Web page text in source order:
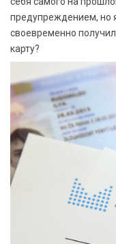
предупреждением, но
своевременно
карту?